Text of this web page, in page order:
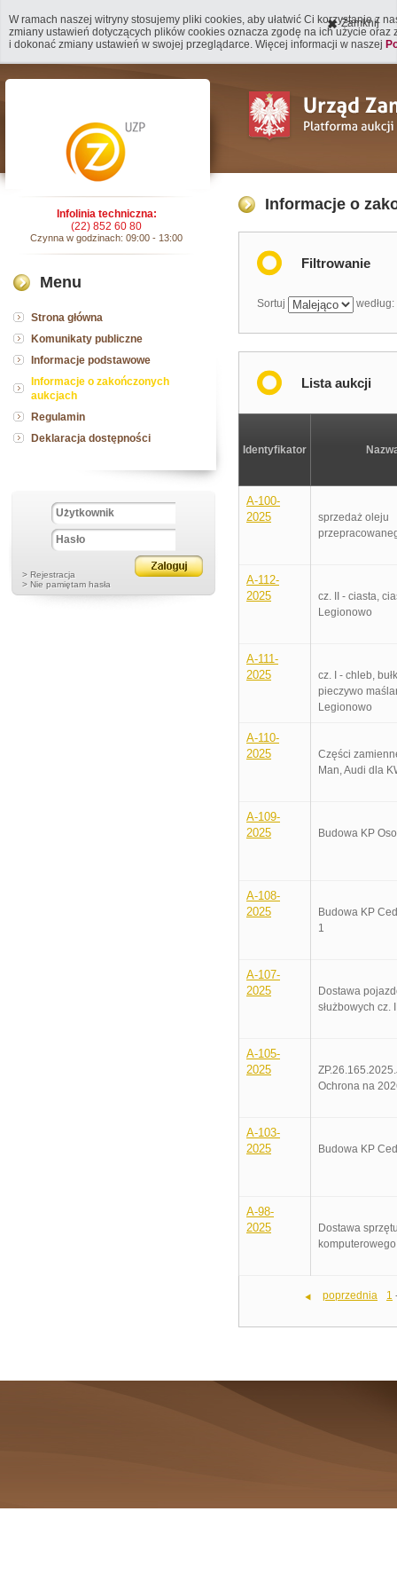
W ramach naszej witryny stosujemy pliki cookies, aby ułatwić Ci korzystanie z
zmiany ustawień dotyczących plików cookies oznacza zgodę na ich użycie
i dokonać zmiany ustawień w swojej przeglądarce. Więcej informacji w naszej
Zamknij
Informacje o
Filtrowanie
Sortuj według:
Lista aukcji
Identyfikator
A-100-
2025
sprzedaż oleju
A-112-
2025
cz. II - ciasta,
Legionowo
A-111-
2025
cz. I - chleb,
pieczywo
Legionowo
A-110-
2025
Części
Man, Audi dla
A-109-
2025
Budowa KP
A-108-
2025
Budowa KP
1
A-107-
2025
Dostawa
służbowych cz. I
A-105-
2025
Ochrona na
A-103-
2025
Budowa KP
A-98-
2025
Dostawa
komputerowego
poprzednia 1
Infolinia techniczna:
(22) 852 60 80
Czynna w godzinach: 09:00 - 13:00
Menu
Strona główna
Komunikaty publiczne
Informacje podstawowe
Informacje o zakończonych
aukcjach
Regulamin
Deklaracja dostępności
> Rejestracja
> Nie pamiętam hasła